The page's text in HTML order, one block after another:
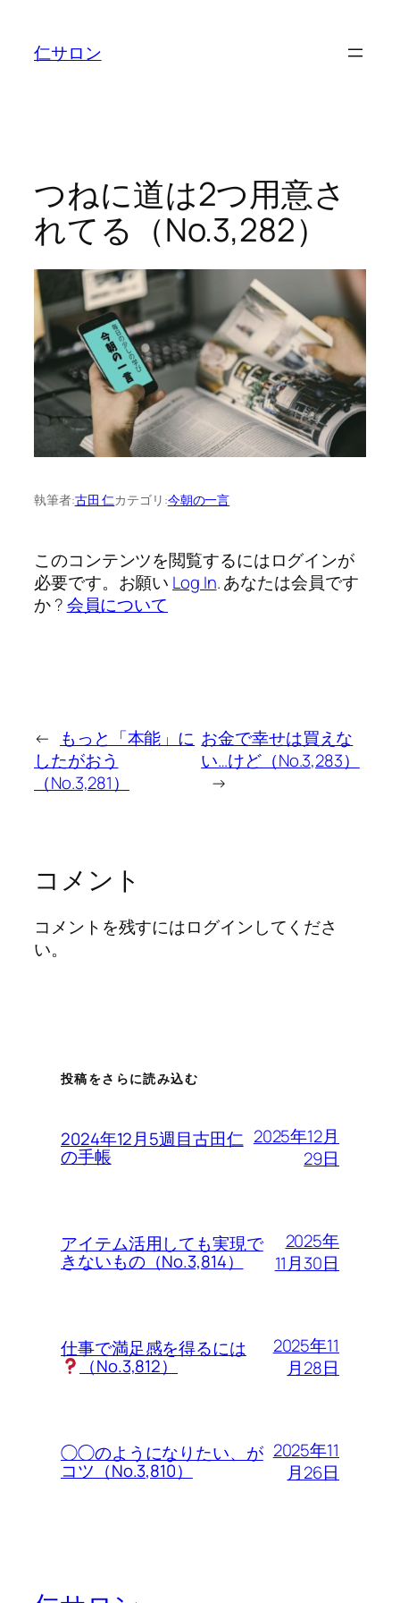
仁サロン
つねに道は2つ用意さ
れてる（No.3,282）
執筆者:古田 仁カテゴリ:今朝の一言
このコンテンツを閲覧するにはログインが
必要です。お願い Log In. あなたは会員です
か ?会員について
←
もっと「本能」に
したがおう
（No.3,281）
お金で幸せは買えな
い…けど（No.3,283）
→
コメント
コメントを残すにはログインしてくださ
い。
投稿をさらに読み込む
2024年12月5週目古田仁
の手帳
2025年12月
29日
アイテム活用しても実現で
きないもの（No.3,814）
2025年
11月30日
仕事で満足感を得るには
（No.3,812）
2025年11
月28日
◯◯のようになりたい、が
コツ（No.3,810）
2025年11
月26日